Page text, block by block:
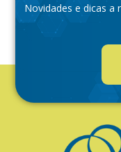
Novidades e dicas a